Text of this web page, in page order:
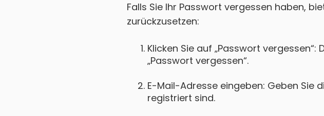
Falls Sie Ihr Passwort vergessen haben,
zurückzusetzen:
Klicken Sie auf „Passwort
„Passwort vergessen“.
E-Mail-Adresse eingeben: Geben Sie
registriert sind.